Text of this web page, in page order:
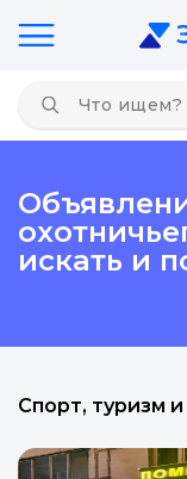
искать и
Спорт, туризм